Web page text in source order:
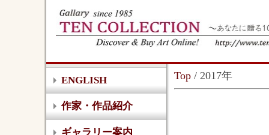
ENGLISH
作家・作品紹介
ギャラリー案内
Top/ 2017年